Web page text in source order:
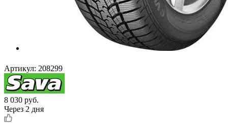
Артикул: 208299
8 030 руб.
Через 2 дня